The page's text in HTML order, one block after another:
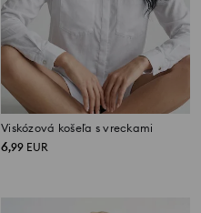
Viskózová košeľa s vreckami
6,99 EUR